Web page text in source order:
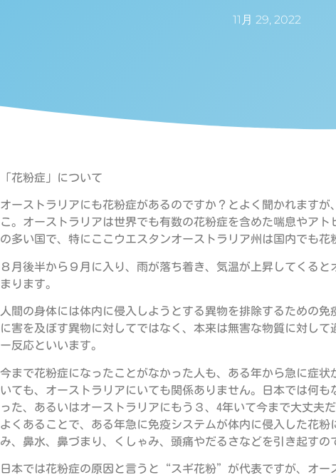
11月 29, 2022
「花粉症」について
オーストラリアにも花粉症があるのですか？とよく聞かれます
こ。オーストラリアは世界でも有数の花粉症を含めた喘息やア
の多い国で、特にここウエスタンオーストラリア州は国内でも花
８月後半から９月に入り、雨が落ち着き、気温が上昇してくる
まります。
人間の身体には体内に侵入しようとする異物を排除するための
に害を及ぼす異物に対してではなく、本来は無害な物質に対し
ー反応といいます。
今まで花粉症になったことがなかった人も、ある年から急に症状
いても、オーストラリアにいても関係ありません。日本では何
った、あるいはオーストラリアにもう３、4年いて今まで大丈夫
よくあることで、ある年急に免疫システムが体内に侵入した花
み、鼻水、鼻づまり、くしゃみ、頭痛やだるさなどを引き起すの
日本では花粉症の原因と言うと“スギ花粉”が代表ですが、オー